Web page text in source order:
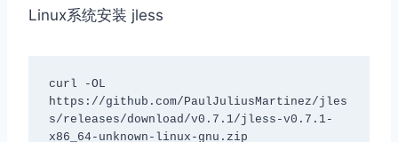
Linux系统安装 jless
curl -OL
https://github.com/PaulJuliusMartinez/jles
s/releases/download/v0.7.1/jless-v0.7.1-
x86_64-unknown-linux-gnu.zip